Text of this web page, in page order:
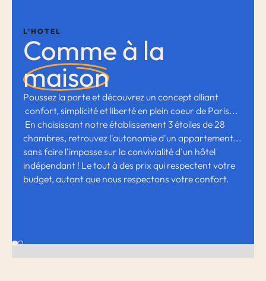
L’HOTEL
Comme à la
maison
Poussez la porte et découvrez un concept alliant
confort, simplicité et liberté en plein coeur de Paris...
En choisissant notre établissement 3 étoiles de 28
chambres, retrouvez l'autonomie d'un appartement...
sans faire l'impasse sur la convivialité d'un hôtel
indépendant ! Le tout à des prix qui respectent votre
budget, autant que nous respectons votre confort.